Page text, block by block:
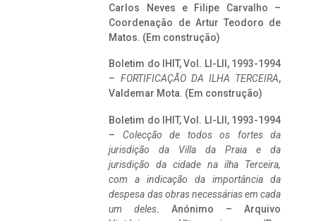
Carlos Neves e Filipe Carvalho –
Coordenação de Artur Teodoro de
Matos. (Em construção)
Boletim do IHIT, Vol. LI-LII, 1993-1994
– FORTIFICAÇÃO DA ILHA TERCEIRA,
Valdemar Mota. (Em construção)
Boletim do IHIT, Vol. LI-LII, 1993-1994
– Colecção de todos os fortes da
jurisdição da Villa da Praia e da
jurisdição da cidade na ilha Terceira,
com a indicação da importância da
despesa das obras necessárias em cada
um deles. Anónimo – Arquivo